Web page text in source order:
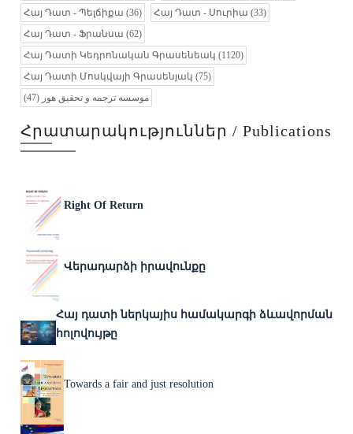
Հայ Դատ - Պելճիքա (36) Հայ Դատ - Սուրիա (33)
Հայ Դատ - Ֆրանսա (62)
Հայ Դատի Կեդրոնական Գրասենեակ (1120)
Հայ Դատի Մոսկվայի Գրասենյակ (75)
موسسه ترجمه و تحقیق هور (47)
Հրատարակություններ / Publications
Right Of Return
Վերադարձի իրավունքը
Հայ դատի ներկայիս համակարգի ձևավորման
հոլովույթը
Towards a fair and just resolution